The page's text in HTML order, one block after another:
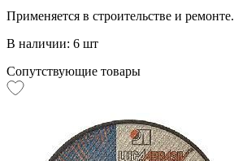
Применяется в строительстве и ремонте.
В наличии: 6 шт
Сопутствующие товары